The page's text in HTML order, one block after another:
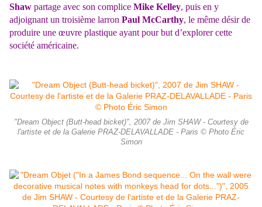
Shaw partage avec son complice Mike Kelley, puis en y
adjoignant un troisième larron Paul McCarthy, le même désir de
produire une œuvre plastique ayant pour but d’explorer cette
société américaine.
"Dream Object (Butt-head bicket)", 2007 de Jim SHAW - Courtesy de
l'artiste et de la Galerie PRAZ-DELAVALLADE - Paris © Photo Éric
Simon